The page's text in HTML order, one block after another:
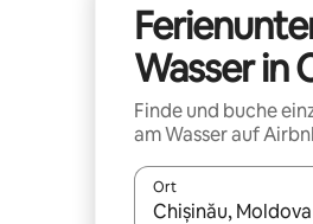
Wasser in
Finde und buche
am Wasser auf
Ort
Wenn Ergebnisse